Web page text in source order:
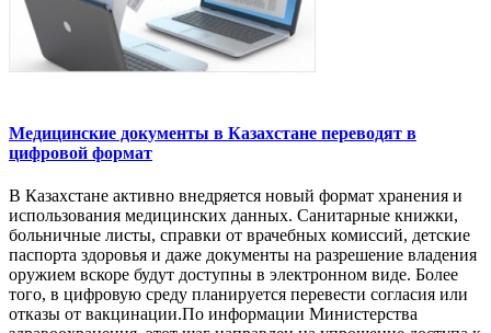
Медицинские документы в Казахстане переводят в
цифровой формат
В Казахстане активно внедряется новый формат хранения и
использования медицинских данных. Санитарные книжки,
больничные листы, справки от врачебных комиссий, детские
паспорта здоровья и даже документы на разрешение владения
оружием вскоре будут доступны в электронном виде. Более
того, в цифровую среду планируется перевести согласия или
отказы от вакцинации.По информации Министерства